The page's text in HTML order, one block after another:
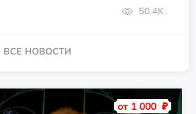
50.4K
ВСЕ НОВОСТИ
от 1 000 ₽